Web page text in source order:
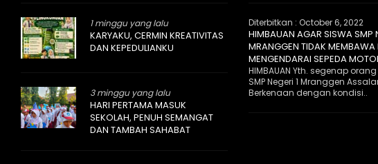
1 minggu yang lalu
KARYAKU, CERMIN KREATIVITAS
DAN KEPEDULIANKU
3 minggu yang lalu
HARI PERTAMA MASUK
SEKOLAH, PENUH SEMANGAT
DAN TAMBAH SAHABAT
Diterbitkan : October 6, 2022
HIMBAUAN AGAR SISWA SMP
MRANGGEN TIDAK MEMBAWA
MENGENDARAI SEPEDA
HIMBAUAN Yth. segenap
SMP Negeri 1 Mranggen
Berkenaan dengan kondisi..